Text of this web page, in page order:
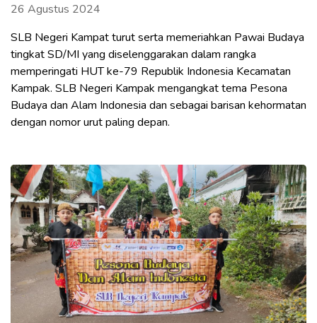
26 Agustus 2024
SLB Negeri Kampat turut serta memeriahkan Pawai Budaya
tingkat SD/MI yang diselenggarakan dalam rangka
memperingati HUT ke-79 Republik Indonesia Kecamatan
Kampak. SLB Negeri Kampak mengangkat tema Pesona
Budaya dan Alam Indonesia dan sebagai barisan kehormatan
dengan nomor urut paling depan.